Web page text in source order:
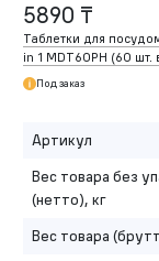
5890 ₸
Таблетки для
in 1 MDT60PH (60 шт.
Под заказ
Артикул
Вес товара без
(нетто), кг
Вес товара